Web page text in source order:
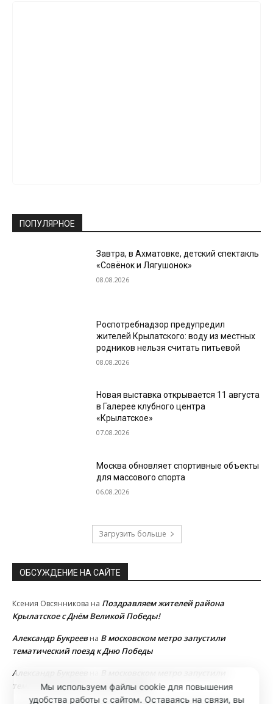
ПОПУЛЯРНОЕ
Завтра, в Ахматовке, детский спектакль
«Совёнок и Лягушонок»
08.08.2026
Роспотребнадзор предупредил
жителей Крылатского: воду из местных
родников нельзя считать питьевой
08.08.2026
Новая выставка открывается 11 августа
в Галерее клубного центра
«Крылатское»
07.08.2026
Москва обновляет спортивные объекты
для массового спорта
06.08.2026
Загрузить больше
ОБСУЖДЕНИЕ НА САЙТЕ
Ксения Овсянникова на Поздравляем жителей района
Крылатское с Днём Великой Победы!
Александр Букреевна В московском метро запустили
тематический поезд к Дню Победы
Александр Букреев
тематический поезд к Дню Победы
Мы используем файлы cookie для повышения
удобства работы с сайтом. Оставаясь на связи, вы